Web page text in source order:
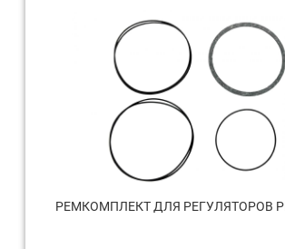
РЕМКОМПЛЕКТ ДЛЯ РЕГУЛЯТОРОВ